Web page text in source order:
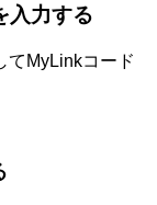
入力する
てMyLinkコード